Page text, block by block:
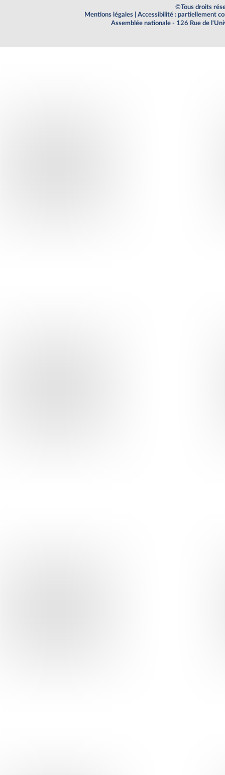
©Tous droits
Mentions légales
Accessibilité : partiellement
Assemblée nationale - 126 Rue de